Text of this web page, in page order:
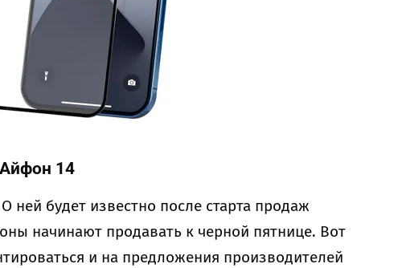
14
ней будет известно после старта продаж
начинают продавать к черной пятнице. Вот
и на предложения производителей